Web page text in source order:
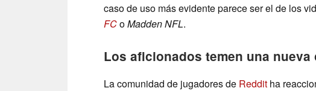
caso de uso más evidente parece ser el de los
FCoMadden NFL.
Los aficionados temen una nueva
La comunidad de jugadores de Reddit ha